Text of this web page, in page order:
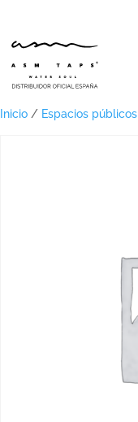
Inicio / Espacios públicos